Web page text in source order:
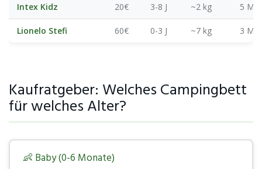
Intex Kidz 20€ 3-8 J ~2 kg 5 Min
Lionelo Stefi 60€ 0-3 J ~7 kg 3 Min
Kaufratgeber: Welches Campingbett
für welches Alter?
👶 Baby (0-6 Monate)